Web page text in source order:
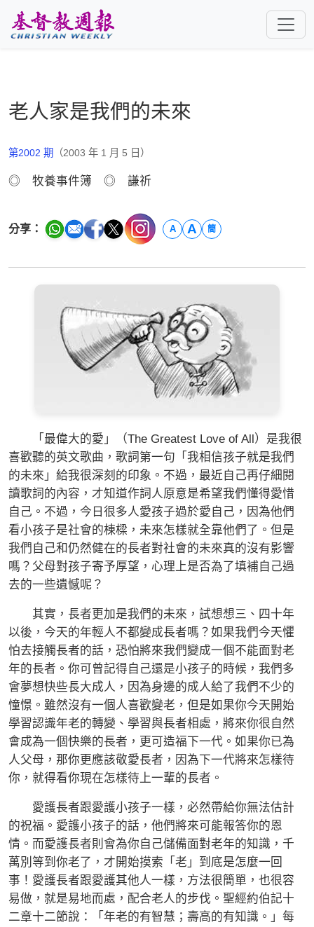
老人家是我們的未來
第2002 期 （2003 年 1 月 5 日）
◎ 牧養事件簿 ◎ 謙祈
分享： A A 簡
「最偉大的愛」（The Greatest Love of All）是我很
喜歡聽的英文歌曲，歌詞第一句「我相信孩子就是我們
的未來」給我很深刻的印象。不過，最近自己再仔細閱
讀歌詞的內容，才知道作詞人原意是希望我們懂得愛惜
自己。不過，今日很多人愛孩子過於愛自己，因為他們
看小孩子是社會的棟樑，未來怎樣就全靠他們了。但是
我們自己和仍然健在的長者對社會的未來真的沒有影響
嗎？父母對孩子寄予厚望，心理上是否為了填補自己過
去的一些遺憾呢？
其實，長者更加是我們的未來，試想想三、四十年
以後，今天的年輕人不都變成長者嗎？如果我們今天懼
怕去接觸長者的話，恐怕將來我們變成一個不能面對老
年的長者。你可曾記得自己還是小孩子的時候，我們多
會夢想快些長大成人，因為身邊的成人給了我們不少的
憧憬。雖然沒有一個人喜歡變老，但是如果你今天開始
學習認識年老的轉變、學習與長者相處，將來你很自然
會成為一個快樂的長者，更可造福下一代。如果你已為
人父母，那你更應該敬愛長者，因為下一代將來怎樣待
你，就得看你現在怎樣待上一輩的長者。
愛護長者跟愛護小孩子一樣，必然帶給你無法估計
的祝福。愛護小孩子的話，他們將來可能報答你的恩
情。而愛護長者則會為你自己儲備面對老年的知識，千
萬別等到你老了，才開始摸索「老」到底是怎麼一回
事！愛護長者跟愛護其他人一樣，方法很簡單，也很容
易做，就是易地而處，配合老人的步伐。聖經約伯記十
二章十二節說：「年老的有智慧；壽高的有知識。」每